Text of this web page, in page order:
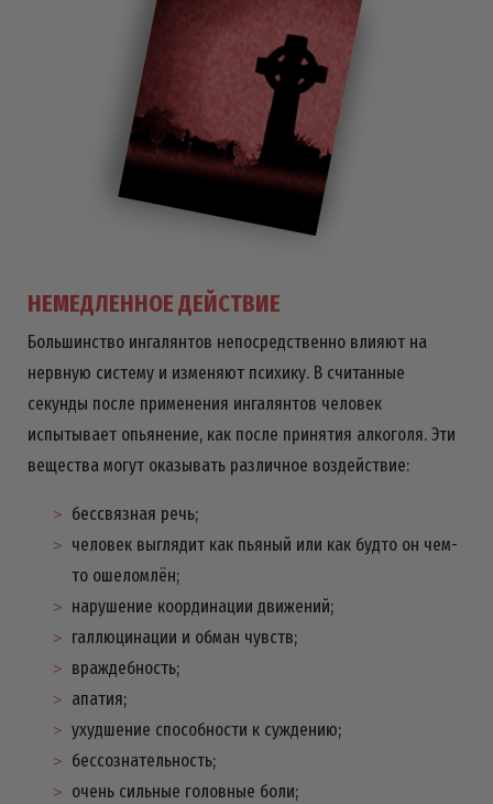
НЕМЕДЛЕННОЕ ДЕЙСТВИЕ
Большинство ингалянтов непосредственно влияют на
нервную систему и изменяют психику. В считанные
секунды после применения ингалянтов человек
испытывает опьянение, как после принятия алкоголя. Эти
вещества могут оказывать различное воздействие:
бессвязная речь;
человек выглядит как пьяный или как будто он чем-
то ошеломлён;
нарушение координации движений;
галлюцинации и обман чувств;
враждебность;
апатия;
ухудшение способности к суждению;
бессознательность;
очень сильные головные боли;